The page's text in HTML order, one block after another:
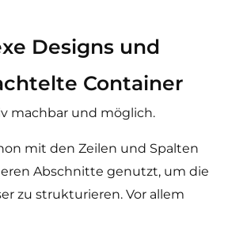
Designs und
Container
machbar und möglich.
mit den Zeilen und Spalten
Abschnitte genutzt, um die
zu strukturieren. Vor allem